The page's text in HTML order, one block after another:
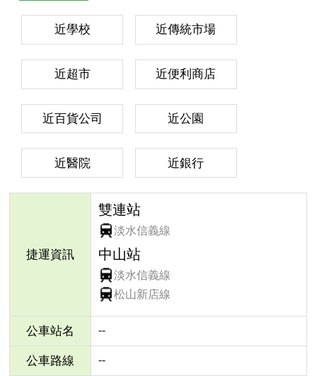
近學校 近傳統市場
近超市 近便利商店
近百貨公司 近公園
近醫院 近銀行
捷運資訊
雙連站
淡水信義線
中山站
淡水信義線
松山新店線
公車站名 --
公車路線 --